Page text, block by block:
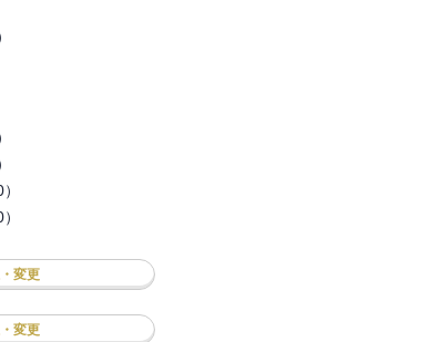
変更
変更